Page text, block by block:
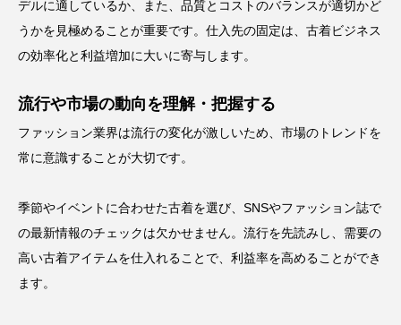
デルに適しているか、また、品質とコストのバランスが適切かど
うかを見極めることが重要です。仕入先の固定は、古着ビジネス
の効率化と利益増加に大いに寄与します。
流行や市場の動向を理解・把握する
ファッション業界は流行の変化が激しいため、市場のトレンドを
常に意識することが大切です。
季節やイベントに合わせた古着を選び、 SNSやファッション誌で
の最新情報のチェックは欠かせません。流行を先読みし、需要の
高い古着アイテムを仕入れることで、利益率を高めることができ
ます。